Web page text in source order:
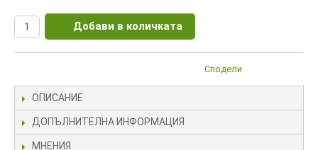
Добави в количката
Сподели
ОПИСАНИЕ
ДОПЪЛНИТЕЛНА ИНФОРМАЦИЯ
МНЕНИЯ